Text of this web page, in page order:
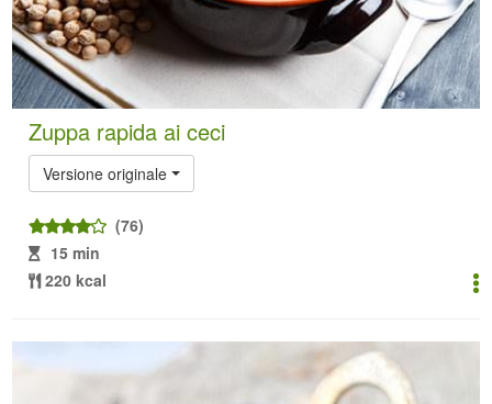
Zuppa rapida ai ceci
Versione originale
(76)
15 min
220 kcal